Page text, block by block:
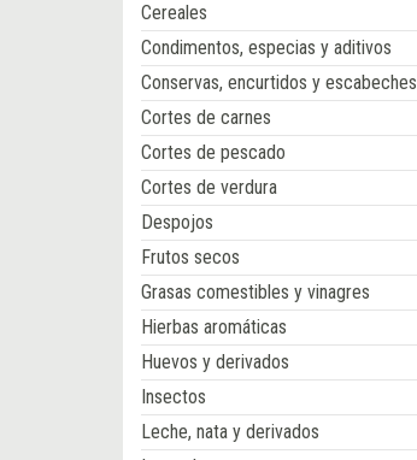
Cereales
Condimentos, especias y aditivos
Conservas, encurtidos y escabeches
Cortes de carnes
Cortes de pescado
Cortes de verdura
Despojos
Frutos secos
Grasas comestibles y vinagres
Hierbas aromáticas
Huevos y derivados
Insectos
Leche, nata y derivados